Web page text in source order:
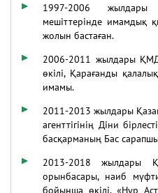
1997-2006 жылдары
мешіттерінде имамдық
жолын бастаған.
2006-2011 жылдары
өкілі, Қарағанды
имамы.
2011-2013 жылдары
агенттігінің Діни
басқарманың Бас
2013-2018 жылдары
орынбасары, наиб
бойынша өкілі, «Нұр